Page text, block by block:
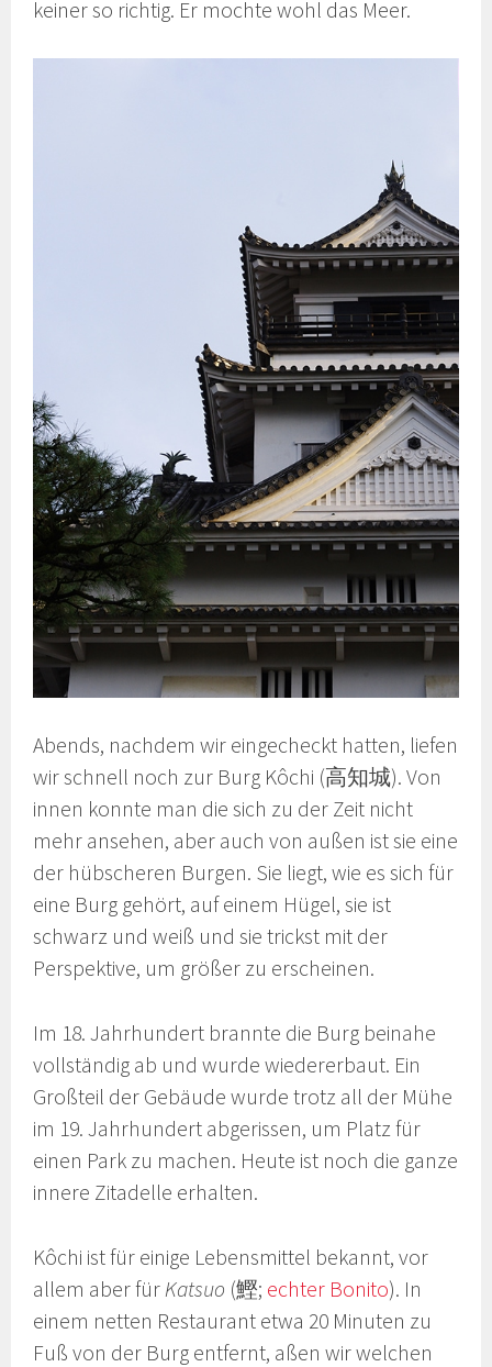
keiner so richtig. Er mochte wohl das Meer.
Abends, nachdem wir eingecheckt hatten, liefen
wir schnell noch zur Burg Kôchi (高知城). Von
innen konnte man die sich zu der Zeit nicht
mehr ansehen, aber auch von außen ist sie eine
der hübscheren Burgen. Sie liegt, wie es sich für
eine Burg gehört, auf einem Hügel, sie ist
schwarz und weiß und sie trickst mit der
Perspektive, um größer zu erscheinen.
Im 18. Jahrhundert brannte die Burg beinahe
vollständig ab und wurde wiedererbaut. Ein
Großteil der Gebäude wurde trotz all der Mühe
im 19. Jahrhundert abgerissen, um Platz für
einen Park zu machen. Heute ist noch die ganze
innere Zitadelle erhalten.
Kôchi ist für einige Lebensmittel bekannt, vor
allem aber fürKatsuo (鰹; echter Bonito). In
einem netten Restaurant etwa 20 Minuten zu
Fuß von der Burg entfernt, aßen wir welchen